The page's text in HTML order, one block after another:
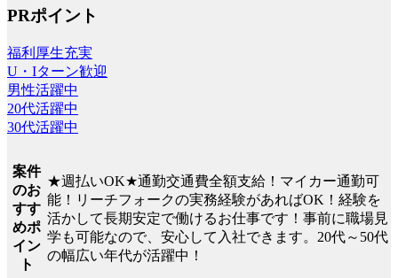
PRポイント
福利厚生充実
U・Iターン歓迎
男性活躍中
20代活躍中
30代活躍中
案件
のお
すす
めポ
イン
ト
★週払いOK★通勤交通費全額支給！マイカー通勤可
能！リーチフォークの実務経験があればOK！経験を
活かして長期安定で働けるお仕事です！事前に職場見
学も可能なので、安心して入社できます。20代～50代
の幅広い年代が活躍中！